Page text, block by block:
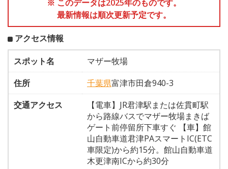
※ このデータは2025年のものです。
最新情報は順次更新予定です。
アクセス情報
スポット名
マザー牧場
住所
千葉県富津市田倉940-3
交通アクセス
【電車】JR君津駅または佐貫町駅
から路線バスでマザー牧場まきば
ゲート前停留所下車すぐ 【車】館
山自動車道君津PAスマートIC(ETC
車限定)から約15分。館山自動車道
木更津南ICから約30分